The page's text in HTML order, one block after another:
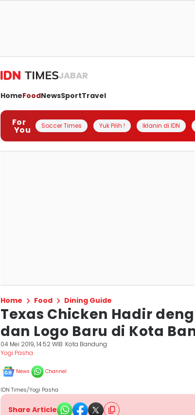
JABAR
HomeFoodNewsSportTravel
For
You Soccer Times Yuk Pilih ! Iklanin di IDN
Home Food Dining Guide
Texas Chicken Hadir
dan Logo Baru di Kota
04 Mei 2019, 14:52 WIB Kota Bandung
Yogi Pasha
News Channel
IDN Times/Yogi Pasha
Share Article